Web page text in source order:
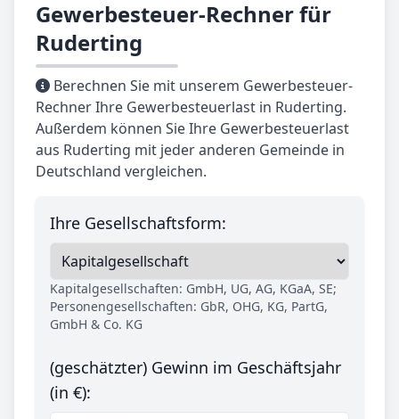
Gewerbesteuer-Rechner für
Ruderting
Berechnen Sie mit unserem Gewerbesteuer-
Rechner Ihre Gewerbesteuerlast in Ruderting.
Außerdem können Sie Ihre Gewerbesteuerlast
aus Ruderting mit jeder anderen Gemeinde in
Deutschland vergleichen.
Ihre Gesellschaftsform:
Kapitalgesellschaften: GmbH, UG, AG, KGaA, SE;
Personengesellschaften: GbR, OHG, KG, PartG,
GmbH & Co. KG
(geschätzter) Gewinn im Geschäftsjahr
(in €):